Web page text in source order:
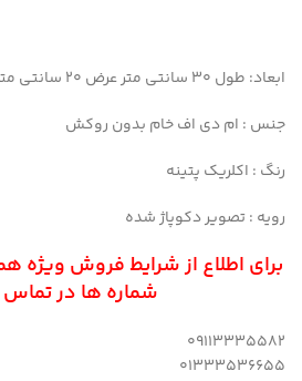
ابعاد: طول ۳۰ سانتی متر عرض ۲۰ سانتی متر ارتفاع ۱۲ سانتی متر
جنس : ام دی اف خام بدون روکش
رنگ : اکلریک پتینه
رویه : تصویر دکوپاژ شده
برای اطلاع از شرایط فروش ویژه
شماره ها در تماس
09113335582
01333536655